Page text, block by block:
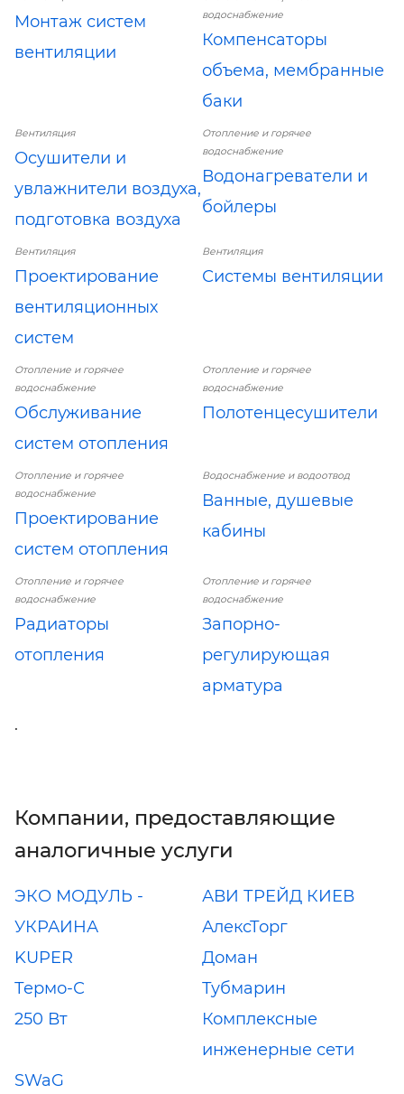
Монтаж систем
вентиляции
водоснабжение
Компенсаторы
объема, мембранные
баки
Вентиляция
Осушители и
увлажнители воздуха,
подготовка воздуха
Отопление и горячее
водоснабжение
Водонагреватели и
бойлеры
Вентиляция
Проектирование
вентиляционных
систем
Вентиляция
Системы вентиляции
Отопление и горячее
водоснабжение
Обслуживание
систем отопления
Отопление и горячее
водоснабжение
Полотенцесушители
Отопление и горячее
водоснабжение
Проектирование
систем отопления
Водоснабжение и водоотвод
Ванные, душевые
кабины
Отопление и горячее
водоснабжение
Радиаторы
отопления
Отопление и горячее
водоснабжение
Запорно-
регулирующая
арматура
.
Компании, предоставляющие
аналогичные услуги
ЭКО МОДУЛЬ -
УКРАИНА
АВИ ТРЕЙД КИЕВ
АлексТорг
KUPER
Доман
Термо-С
Тубмарин
250 Вт
Комплексные
инженерные сети
SWaG